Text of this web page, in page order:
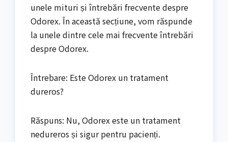
unele mituri și întrebări frecvente despre
Odorex. În această secțiune, vom răspunde
la unele dintre cele mai frecvente întrebări
despre Odorex.
Întrebare: Este Odorex un tratament
dureros?
Răspuns: Nu, Odorex este un tratament
nedureros și sigur pentru pacienți.